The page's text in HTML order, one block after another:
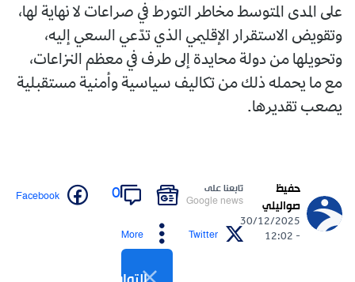
على المدى المتوسط مخاطر التورط في صراعات لا نهاية لها،
وتقويض الاستقرار الإقليمي الذي تدّعي السعي إليه،
وتحويلها من دولة محايدة إلى طرف في معظم النزاعات،
مع ما يحمله ذلك من تكاليف سياسية وأمنية مستقبلية
يصعب تقديرها.
حفيظ
صواليلي
30/12/2025
- 12:02
تابعنا على
Google news
0
Facebook
Twitter
More